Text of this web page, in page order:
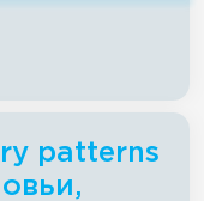
patterns